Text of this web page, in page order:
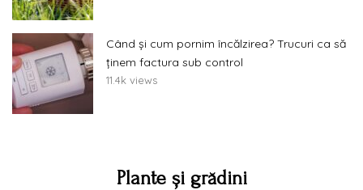
Când și cum pornim încălzirea? Trucuri ca să
ținem factura sub control
11.4k views
Plante și grădini